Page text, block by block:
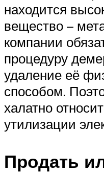
находится
вещество –
компании
процедуру
удаление её
способом.
халатно
утилизации
Продать